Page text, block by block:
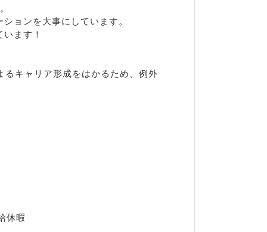
ョンを大事にしています。
ます！
キャリア形成をはかるため、例外
休暇